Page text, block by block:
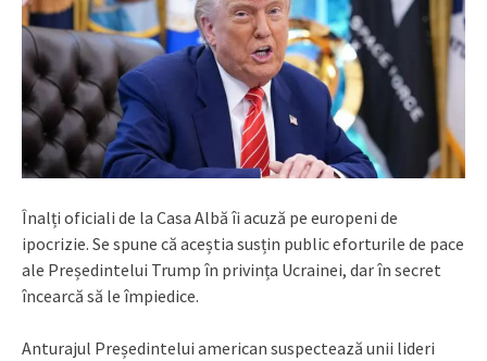
Înalți oficiali de la Casa Albă îi acuză pe europeni de
ipocrizie. Se spune că aceștia susțin public eforturile de pace
ale Președintelui Trump în privința Ucrainei, dar în secret
încearcă să le împiedice.
Anturajul Președintelui american suspectează unii lideri